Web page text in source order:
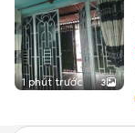
1 phút trước 3